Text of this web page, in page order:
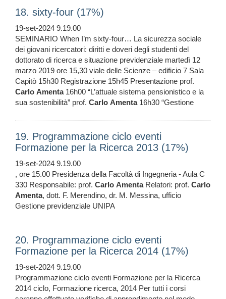
18. sixty-four (17%)
19-set-2024 9.19.00
SEMINARIO When I’m sixty-four… La sicurezza sociale
dei giovani ricercatori: diritti e doveri degli studenti del
dottorato di ricerca e situazione previdenziale martedì 12
marzo 2019 ore 15,30 viale delle Scienze – edificio 7 Sala
Capitò 15h30 Registrazione 15h45 Presentazione prof.
Carlo Amenta16h00 “L’attuale sistema pensionistico e la
sua sostenibilità” prof. Carlo Amenta16h30 “Gestione
19. Programmazione ciclo eventi
Formazione per la Ricerca 2013 (17%)
19-set-2024 9.19.00
, ore 15.00 Presidenza della Facoltà di Ingegneria - Aula C
330 Responsabile: prof. Carlo AmentaRelatori: prof. Carlo
Amenta, dott. F. Merendino, dr. M. Messina, ufficio
Gestione previdenziale UNIPA
20. Programmazione ciclo eventi
Formazione per la Ricerca 2014 (17%)
19-set-2024 9.19.00
Programmazione ciclo eventi Formazione per la Ricerca
2014 ciclo, Formazione ricerca, 2014 Per tutti i corsi